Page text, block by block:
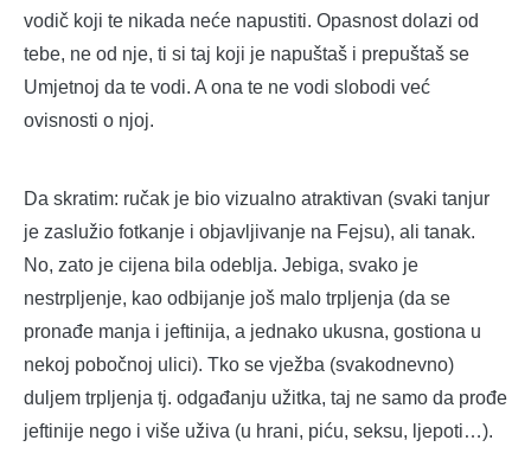
vodič koji te nikada neće napustiti. Opasnost dolazi od
tebe, ne od nje, ti si taj koji je napuštaš i prepuštaš se
Umjetnoj da te vodi. A ona te ne vodi slobodi već
ovisnosti o njoj.
Da skratim: ručak je bio vizualno atraktivan (svaki tanjur
je zaslužio fotkanje i objavljivanje na Fejsu), ali tanak.
No, zato je cijena bila odeblja. Jebiga, svako je
nestrpljenje, kao odbijanje još malo trpljenja (da se
pronađe manja i jeftinija, a jednako ukusna, gostiona u
nekoj pobočnoj ulici). Tko se vježba (svakodnevno)
duljem trpljenja tj. odgađanju užitka, taj ne samo da prođe
jeftinije nego i više uživa (u hrani, piću, seksu, ljepoti…).